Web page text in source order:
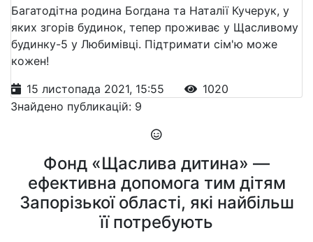
Багатодітна родина Богдана та Наталії Кучерук, у
яких згорів будинок, тепер проживає у Щасливому
будинку-5 у Любимівці. Підтримати сім'ю може
кожен!
15 листопада 2021, 15:55
1020
Знайдено публикацій: 9
Фонд «Щаслива дитина» —
ефективна допомога тим дітям
Запорізької області, які найбільш
її потребують